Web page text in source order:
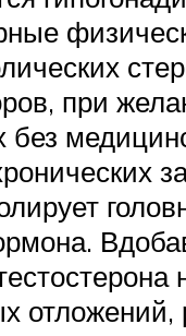
при
без
отложений,